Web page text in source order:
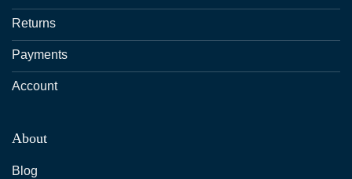
Returns
Payments
Account
About
Blog